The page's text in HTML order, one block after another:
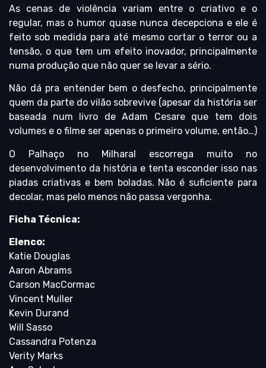
As cenas de violência variam entre o criativo e o
regular, mas o humor quase nunca decepciona e ele é
feito sob medida para até mesmo cortar o terror ou a
tensão, o que tem um efeito inovador, principalmente
numa produção que não quer se levar a sério.
Não dá pra entender bem o desfecho, principalmente
quem da parte do vilão sobrevive (apesar da história ser
baseada num livro de Adam Cesare que tem dois
volumes e o filme ser apenas o primeiro volume, então…)
O Palhaço no Milharal escorrega muito no
desenvolvimento da história e tenta esconder isso nas
piadas criativas e bem boladas. Não é suficiente para
decolar, mas pelo menos não passa vergonha.
Ficha Técnica:
Elenco:
Katie Douglas
Aaron Abrams
Carson MacCormac
Vincent Muller
Kevin Durand
Will Sasso
Cassandra Potenza
Verity Marks